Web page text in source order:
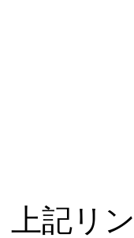
上記リ